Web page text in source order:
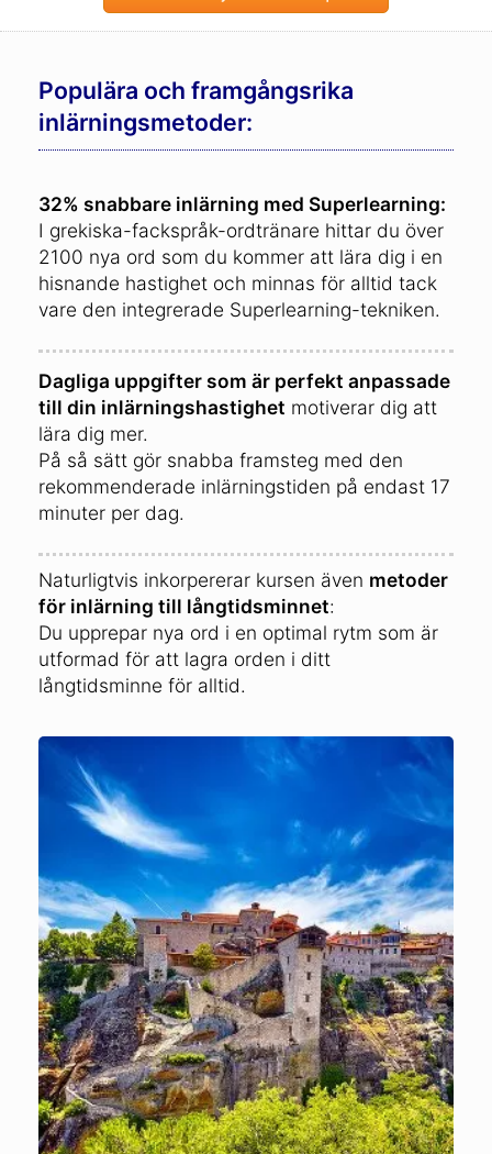
Populära och framgångsrika
inlärningsmetoder:
32% snabbare inlärning med Superlearning:
I grekiska-fackspråk-ordtränare hittar du över
2100 nya ord som du kommer att lära dig i en
hisnande hastighet och minnas för alltid tack
vare den integrerade Superlearning-tekniken.
Dagliga uppgifter som är perfekt anpassade
till din inlärningshastighet motiverar dig att
lära dig mer.
På så sätt gör snabba framsteg med den
rekommenderade inlärningstiden på endast 17
minuter per dag.
Naturligtvis inkorpererar kursen även metoder
för inlärning till långtidsminnet:
Du upprepar nya ord i en optimal rytm som är
utformad för att lagra orden i ditt
långtidsminne för alltid.